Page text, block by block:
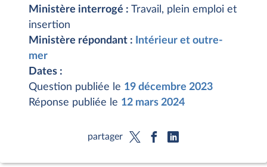
Ministère interrogé : Travail, plein emploi et
insertion
Ministère répondant :
Intérieur et outre-
mer
Dates :
Question publiée le 19 décembre 2023
Réponse publiée le 12 mars 2024
partager